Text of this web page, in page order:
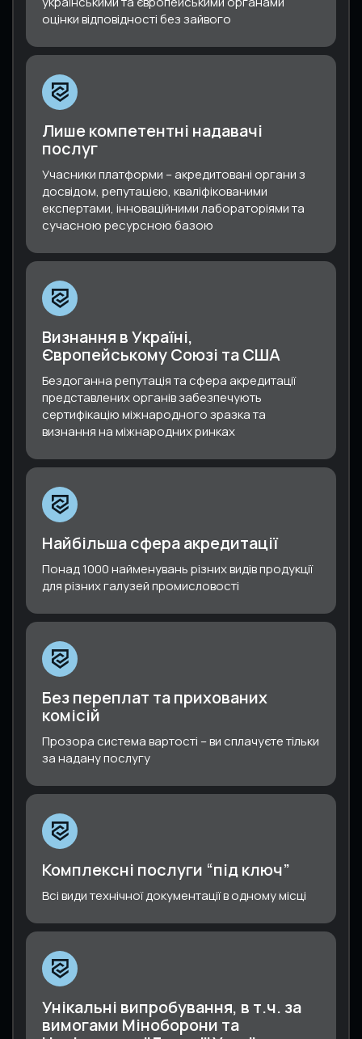
оцінки відповідності без зайвого
Лише компетентні надавачі
послуг
Учасники платформи – акредитовані органи з
досвідом, репутацією, кваліфікованими
експертами, інноваційними лабораторіями та
сучасною ресурсною базою
Визнання в Україні,
Європейському Союзі та США
Бездоганна репутація та сфера акредитації
представлених органів забезпечують
сертифікацію міжнародного зразка та
визнання на міжнародних ринках
Найбільша сфера акредитації
Понад 1000 найменувань різних видів продукції
для різних галузей промисловості
Без переплат та прихованих
комісій
Прозора система вартості – ви сплачуєте тільки
за надану послугу
Комплексні послуги “під ключ”
Всі види технічної документації в одному місці
Унікальні випробування, в т.ч. за
вимогами Міноборони та